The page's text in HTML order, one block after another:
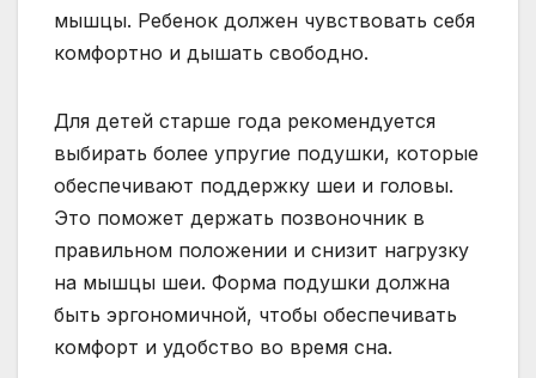
мышцы. Ребенок должен чувствовать себя
комфортно и дышать свободно.
Для детей старше года рекомендуется
выбирать более упругие подушки, которые
обеспечивают поддержку шеи и головы.
Это поможет держать позвоночник в
правильном положении и снизит нагрузку
на мышцы шеи. Форма подушки должна
быть эргономичной, чтобы обеспечивать
комфорт и удобство во время сна.